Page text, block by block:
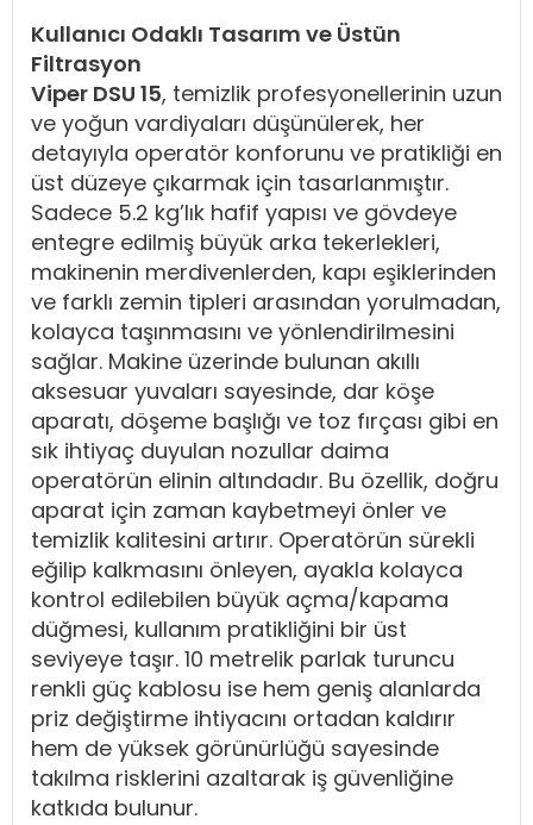
Kullanıcı Odaklı Tasarım ve Üstün
Filtrasyon
Viper DSU 15, temizlik profesyonellerinin uzun
ve yoğun vardiyaları düşünülerek, her
detayıyla operatör konforunu ve pratikliği en
üst düzeye çıkarmak için tasarlanmıştır.
Sadece 5.2 kg’lık hafif yapısı ve gövdeye
entegre edilmiş büyük arka tekerlekleri,
makinenin merdivenlerden, kapı eşiklerinden
ve farklı zemin tipleri arasından yorulmadan,
kolayca taşınmasını ve yönlendirilmesini
sağlar. Makine üzerinde bulunan akıllı
aksesuar yuvaları sayesinde, dar köşe
aparatı, döşeme başlığı ve toz fırçası gibi en
sık ihtiyaç duyulan nozullar daima
operatörün elinin altındadır. Bu özellik, doğru
aparat için zaman kaybetmeyi önler ve
temizlik kalitesini artırır. Operatörün sürekli
eğilip kalkmasını önleyen, ayakla kolayca
kontrol edilebilen büyük açma/kapama
düğmesi, kullanım pratikliğini bir üst
seviyeye taşır. 10 metrelik parlak turuncu
renkli güç kablosu ise hem geniş alanlarda
priz değiştirme ihtiyacını ortadan kaldırır
hem de yüksek görünürlüğü sayesinde
takılma risklerini azaltarak iş güvenliğine
katkıda bulunur.